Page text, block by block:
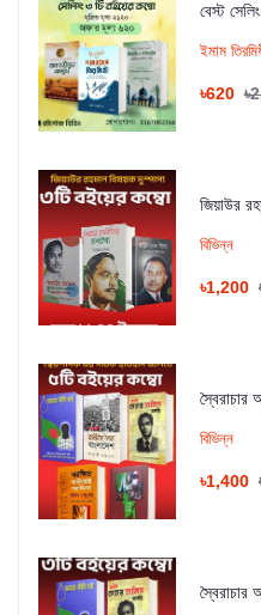
বেস্ট
ইমাম
৳620
জিয়াউর
বিভিন্ন
৳1,200
স্বৈরাচার
বিভিন্ন
৳1,400
স্বৈরাচার